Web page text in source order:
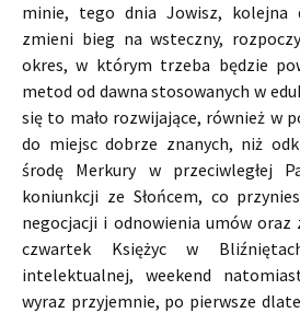
minie, tego dnia Jowisz, kolejna
zmieni bieg na wsteczny,
okres, w którym trzeba będzie
metod od dawna stosowanych w
się to mało rozwijające, również w
do miejsc dobrze znanych, niż
środę Merkury w przeciwległej
koniunkcji ze Słońcem, co
negocjacji i odnowienia umów oraz
czwartek Księżyc w
intelektualnej, weekend
wyraz przyjemnie, po pierwsze